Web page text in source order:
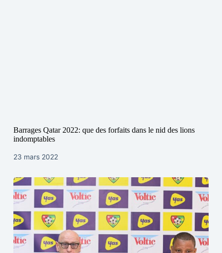
Barrages Qatar 2022: que des forfaits dans le nid des lions
indomptables
23 mars 2022